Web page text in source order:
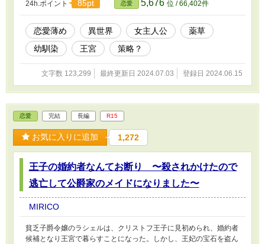
ら大人気と言われる人だった。 ブックマーク・いいね・ご感想
等、ありがとうございます。 お返事ネタバレになりそうなので、
申し訳ありませんが控えさせていただきます。 ちゃんと読んでお
ります。ありがとうございます。
24h.ポイント 85pt 恋愛 5,676 位 / 66,402件
恋愛薄め 異世界 女主人公
薬草
幼馴染
王宮 策略？
文字数 123,299 最終更新日 2024.07.03 登録日 2024.06.15
恋愛 完結 長編 R15
お気に入りに追加 1,272
王子の婚約者なんてお断り 〜殺されかけたので
逃亡して公爵家のメイドになりました〜
MIRICO
貧乏子爵令嬢のラシェルは、クリストフ王子に見初められ、婚約者
候補となり王宮で暮らすことになった。しかし、王妃の宝石を盗ん